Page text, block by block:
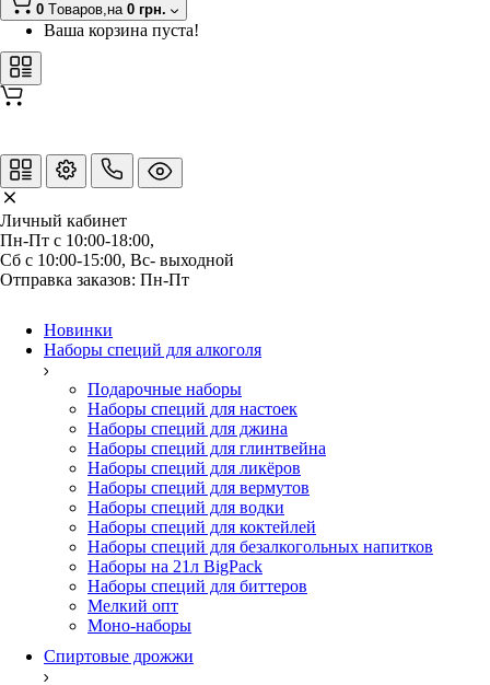
0 Tоваров,на 0 грн.
Ваша корзина пуста!
Личный кабинет
Пн-Пт с 10:00-18:00,
Отправка заказов: Пн-Пт
Новинки
Наборы специй для алкоголя
Подарочные наборы
Наборы специй для настоек
Наборы специй для джина
Наборы специй для глинтвейна
Наборы специй для ликёров
Наборы специй для вермутов
Наборы специй для водки
Наборы специй для коктейлей
Наборы специй для безалкогольных напитков
Наборы на 21л BigPack
Наборы специй для биттеров
Мелкий опт
Моно-наборы
Спиртовые дрожжи